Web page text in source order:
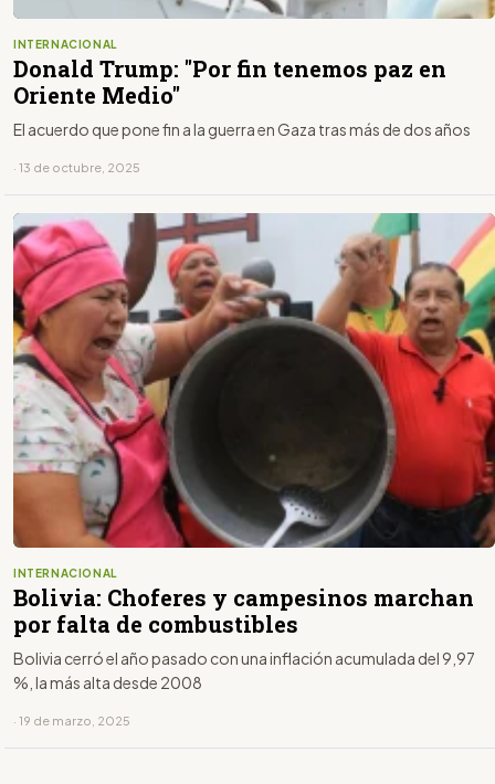
INTERNACIONAL
Donald Trump: "Por fin tenemos paz en
Oriente Medio"
El acuerdo que pone fin a la guerra en Gaza tras más de dos años
· 13 de octubre, 2025
INTERNACIONAL
Bolivia: Choferes y campesinos marchan
por falta de combustibles
Bolivia cerró el año pasado con una inflación acumulada del 9,97
%, la más alta desde 2008
· 19 de marzo, 2025